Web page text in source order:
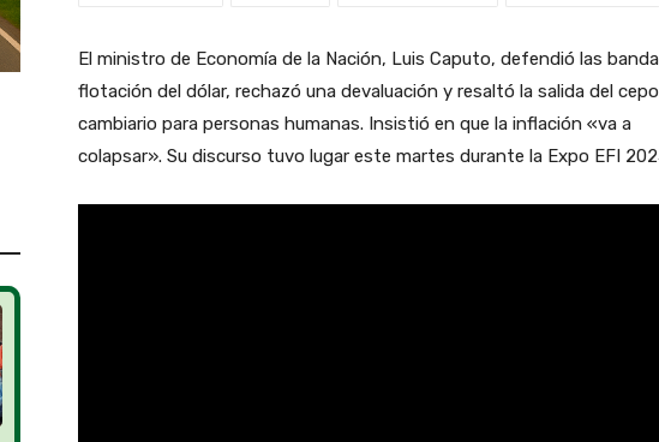
El ministro de Economía de la Nación, Luis Caputo, defendió las
flotación del dólar, rechazó una devaluación y resaltó la salida del cepo
cambiario para personas humanas. Insistió en que la inflación «va a
colapsar». Su discurso tuvo lugar este martes durante la Expo EFI